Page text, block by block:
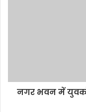
नगर भवन में युवकों